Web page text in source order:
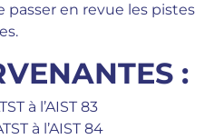
passer en revue les pistes
:
à l’AIST 83
à l’AIST 84